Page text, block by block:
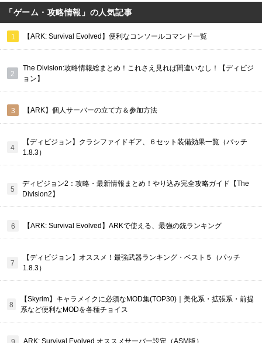
「ゲーム・攻略情報」の人気記事
【ARK: Survival Evolved】便利なコンソールコマンド一覧
The Division:攻略情報総まとめ！これさえ見れば間違いなし！【ディビジ
ョン】
【ARK】個人サーバーの立て方＆参加方法
【ディビジョン】クラシファイドギア、６セット装備効果一覧（パッチ
1.8.3）
ディビジョン2：攻略・最新情報まとめ！やり込み完全攻略ガイド【The
Division2】
【ARK: Survival Evolved】ARKで使える、最強の銃ランキング
【ディビジョン】オススメ！最強武器ランキング・ベスト５（パッチ
1.8.3）
【Skyrim】キャラメイクに必須なMOD集(TOP30)｜美化系・拡張系・前提
系など便利なMODを各種チョイス
ARK: Survival Evolved オススメサーバー設定（ASM版）